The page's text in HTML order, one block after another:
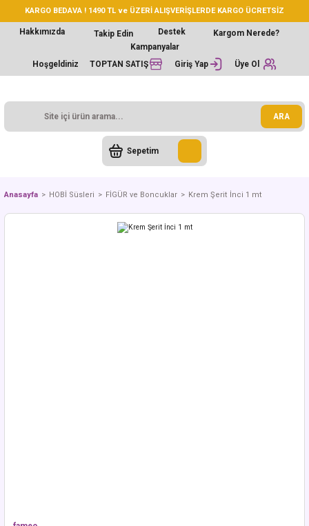
KARGO BEDAVA ! 1490 TL ve ÜZERİ ALIŞVERİŞLERDE KARGO ÜCRETSİZ
Hakkımızda Takip Edin Destek
Kargom Nerede?
Kampanyalar
Hoşgeldiniz
TOPTAN SATIŞ Giriş Yap Üye Ol
ARA
Sepetim
Anasayfa HOBİ Süsleri FİGÜR ve Boncuklar Krem Şerit İnci 1 mt